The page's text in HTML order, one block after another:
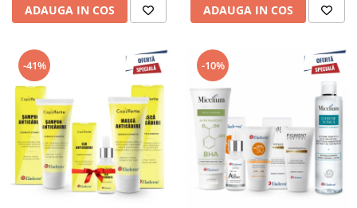
ADAUGA IN COS ADAUGA IN COS
-41% -10%